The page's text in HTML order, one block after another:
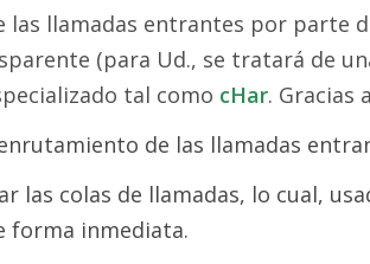
las llamadas entrantes por parte
(para Ud., se tratará de
tal como cHar. Gracias
de las llamadas
las colas de llamadas, lo cual,
forma inmediata.